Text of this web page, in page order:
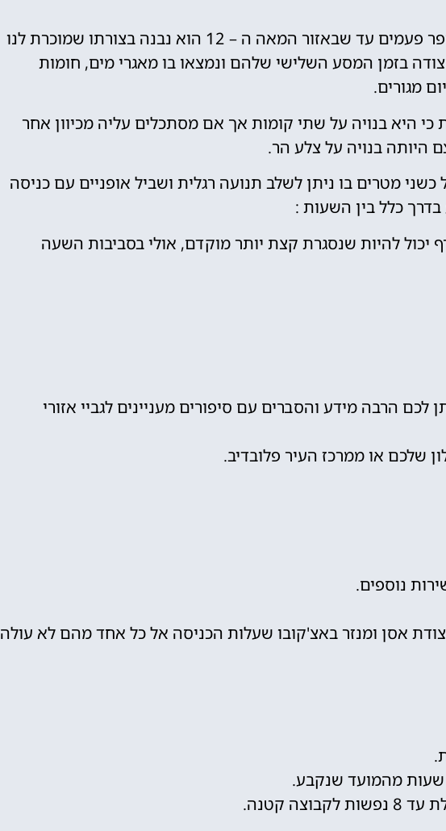
אזור המצודה הוחרב ונבנה שוב מספר פעמים עד שבאזור המאה ה – 12 הוא נבנה בצורתו שמוכרת לנו
בזמן המסע השלישי שלהם ונמצאו בו מאגרי מים, חומות
מגורים.
כי היא בנויה על שתי קומות אך אם מסתכלים עליה מכיוון אחר
בנויה על צלע הר.
מטרים בו ניתן לשלב תנועה רגלית ושביל אופניים עם כניסה
כלל בין השעות :
בערב. ובחורף יכול להיות שנסגרת קצת יותר מוקדם, אולי בסביבות השעה
לכם הרבה מידע והסברים עם סיפורים מעניינים לגביי אזורי
שלכם או ממרכז העיר פלובדיב.
נוספים.
אסן ומנזר באצ'קובו שעלות הכניסה אל כל אחד מהם לא עולה
קטנה.